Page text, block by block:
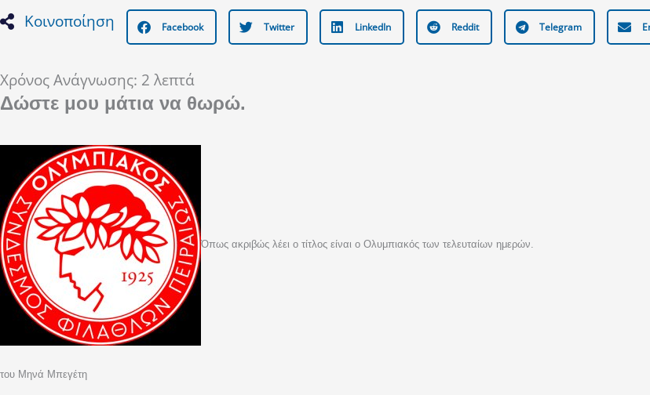
Κοινοποίηση Facebook Twitter LinkedIn Reddit Telegram
Χρόνος Ανάγνωσης: 2 λεπτά
Δώστε μου μάτια να θωρώ.
Όπως ακριβώς λέει ο τίτλος είναι ο Ολυμπιακός των τελευταίων ημερών.
του Μηνά Μπεγέτη